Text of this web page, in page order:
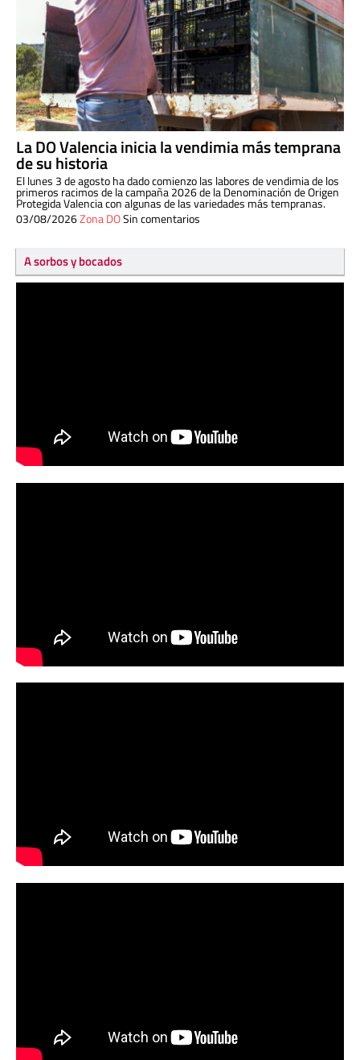
La DO Valencia inicia la vendimia más temprana
de su historia
El lunes 3 de agosto ha dado comienzo las labores de vendimia de los
primeros racimos de la campaña 2026 de la Denominación de Origen
Protegida Valencia con algunas de las variedades más tempranas.
03/08/2026Zona DOSin comentarios
A sorbos y bocados